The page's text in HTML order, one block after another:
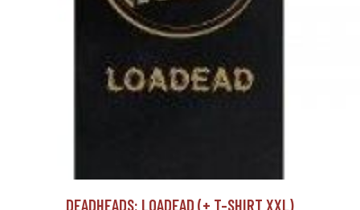
DEADHEADS: LOADEAD (+ T-SHIRT XXL)